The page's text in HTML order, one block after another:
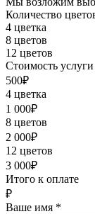
Количество
4 цветка
8 цветов
12 цветов
Стоимость услуги
500₽
4 цветка
1 000₽
8 цветов
2 000₽
12 цветов
3 000₽
Итого к оплате
₽
Ваше имя *